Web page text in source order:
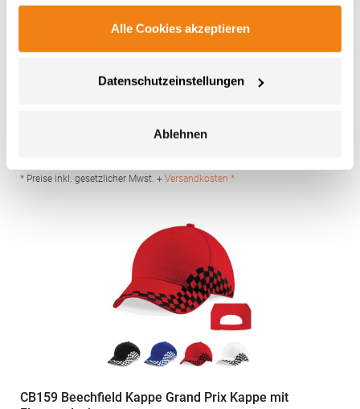
Alle Cookies akzeptieren
Datenschutzeinstellungen
Ablehnen
AT505 Atlantis Original Fernfahrerkappe
Front und Schirm gepolstertMaterialzusammensetzung: 100%
Via Giorgio La Pira 19 30027 San Donà di Piave Italien E-Mail:
* Preise inkl. gesetzlicher Mwst. + Versandkosten *
CB159 Beechfield Kappe Grand Prix Kappe mit